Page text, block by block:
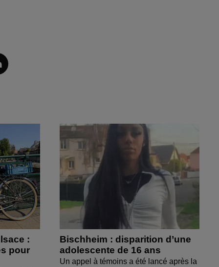
:
pour
Bischheim : disparition d’une
adolescente de 16 ans
Un appel à témoins a été lancé après la